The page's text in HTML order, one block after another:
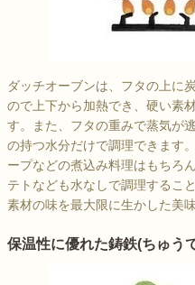
ダッチオーブンは、フタの上に
ので上下から加熱でき、硬い素
す。また、フタの重みで蒸気が
の持つ水分だけで調理できます
ープなどの煮込み料理はもちろ
テトなども水なしで調理するこ
素材の味を最大限に生かした美
保温性に優れた鋳鉄(ちゅう